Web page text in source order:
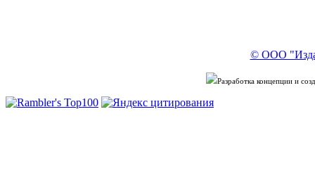
© ООО
Разработка концепции и